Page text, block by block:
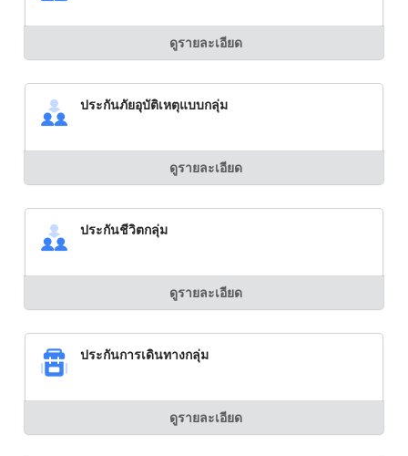
ดูรายละเอียด
ประกันภัยอุบัติเหตุแบบกลุ่ม
ดูรายละเอียด
ประกันชีวิตกลุ่ม
ดูรายละเอียด
ประกันการเดินทางกลุ่ม
ดูรายละเอียด